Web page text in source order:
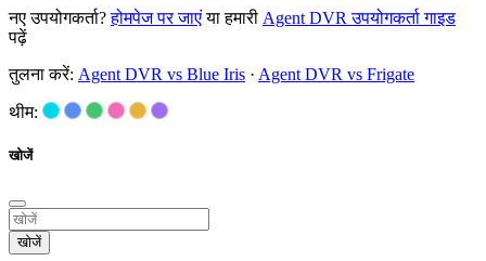
नए उपयोगकर्ता?होमपेज पर जाएंया हमारी Agent DVR उपयोगकर्ता गाइड
पढ़ें
तुलना करें: Agent DVR vs Blue Iris · Agent DVR vs Frigate
थीम:
खोजें
खोजें